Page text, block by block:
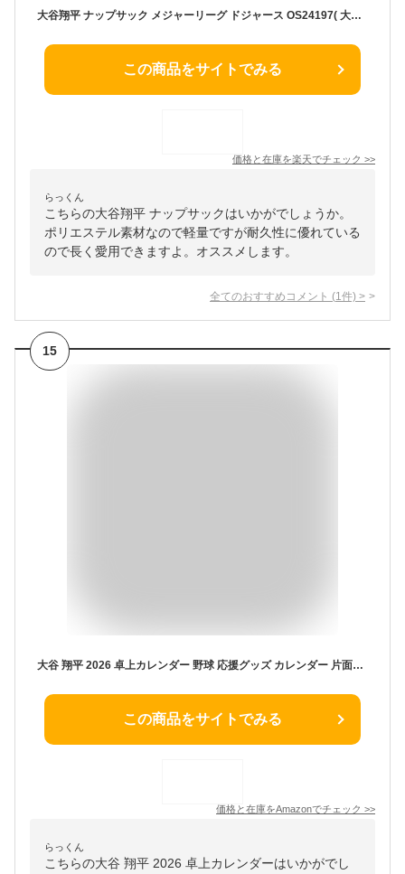
大谷翔平 ナップサック メジャーリーグ ドジャース OS24197( 大谷 翔平 ドジャース ドジャーズ アイテム 人気 プレゼント 大谷グッズ 大谷商品 大谷関連商品 バッグ かばん ナップサック ジムバッグ 番号入り )
この商品をサイトでみる
価格と在庫を楽天でチェック >>
らっくん
こちらの大谷翔平 ナップサックはいかがでしょうか。
ポリエステル素材なので軽量ですが耐久性に優れている
ので長く愛用できますよ。オススメします。
全てのおすすめコメント (1 件) >
15
大谷 翔平 2026 卓上カレンダー 野球 応援グッズ カレンダー 片面プリント スケジュール 自宅用 オフィス用 学生 置物 誕生日 新年 お正月 プレゼント コレクション 非公式 (A) [並行輸入品]
この商品をサイトでみる
価格と在庫をAmazonでチェック >>
らっくん
こちらの大谷 翔平 2026 卓上カレンダーはいかがでし